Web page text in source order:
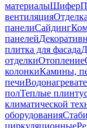
материалыШифер
вентиляция
панелиСайдинг
панелей
плитка для фасада
отделкиОтопление
колонкиКамины,
печи
полТеплые
климатической
оборудования
циркуляционные